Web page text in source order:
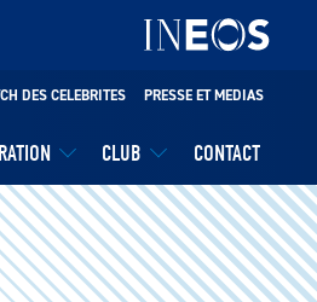
CLUB CONTACT
DES CELEBRITES PRESSE ET MEDIAS